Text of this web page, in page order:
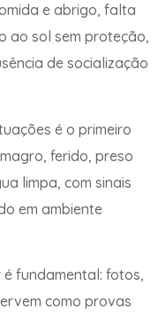
e abrigo, falta
ao sol sem proteção,
de socialização
é o primeiro
ferido, preso
limpa, com sinais
em ambiente
fundamental: fotos,
como provas